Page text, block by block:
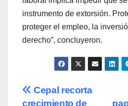
instrumento de extorsión.
proteger el empleo, la
derecho”, concluyeron.
Navegación
Cepal recorta
crecimiento de